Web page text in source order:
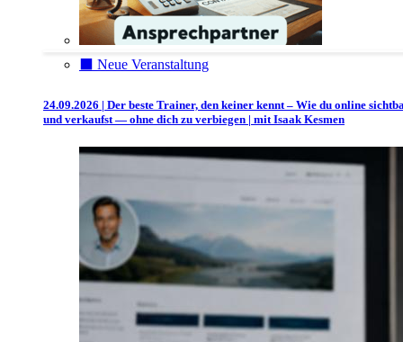
⬛️ Neue Veranstaltung
24.09.2026 | Der beste Trainer, den keiner kennt – Wie du online
und verkaufst — ohne dich zu verbiegen | mit Isaak Kesmen